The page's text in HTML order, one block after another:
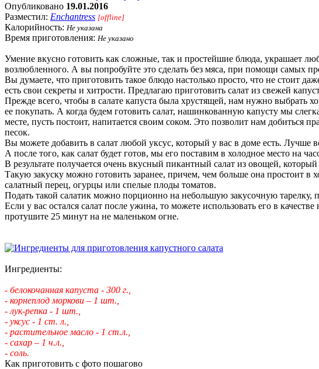
Опубликовано 19.01.2016
Разместил: Enchantress [offline]
Калорийность: Не указана
Время приготовления: Не указано
Умение вкусно готовить как сложные, так и простейшие блюда, украшает
возлюбленного. А вы попробуйте это сделать без мяса, при помощи самых
Вы думаете, что приготовить такое блюдо настолько просто, что не стоит
есть свои секреты и хитрости. Предлагаю приготовить салат из свежей
Прежде всего, чтобы в салате капуста была хрустящей, нам нужно
ее покупать. А когда будем готовить салат, нашинкованную капусту мы
месте, пусть постоит, напитается своим соком. Это позволит нам добиться
песок.
Вы можете добавить в салат любой уксус, который у вас в доме есть. Лучше
А после того, как салат будет готов, мы его поставим в холодное место на
В результате получается очень вкусный пикантный салат из овощей,
Такую закуску можно готовить заранее, причем, чем больше она простоит в
салатный перец, огурцы или спелые плоды томатов.
Подать такой салатик можно порционно на небольшую закусочную тарелку,
Если у вас остался салат после ужина, то можете использовать его в
протушите 25 минут на не маленьком огне.
Ингредиенты:
- белокочанная капуста - 300 г.,
- корнеплод моркови – 1 шт.,
- лук-репка - 1 шт.,
- уксус - 1 ст. л.,
- растительное масло - 1 ст.л.,
- сахар – 1 ч.л.,
- соль.
Как приготовить с фото пошагово